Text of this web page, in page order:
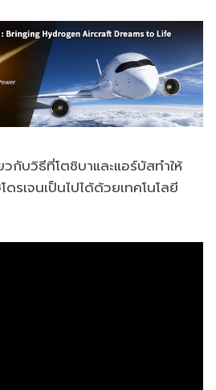
กับวิธีที่โตชิบาและแอร์บัสทำให้
รเจนเป็นไปได้ด้วยเทคโนโลยี